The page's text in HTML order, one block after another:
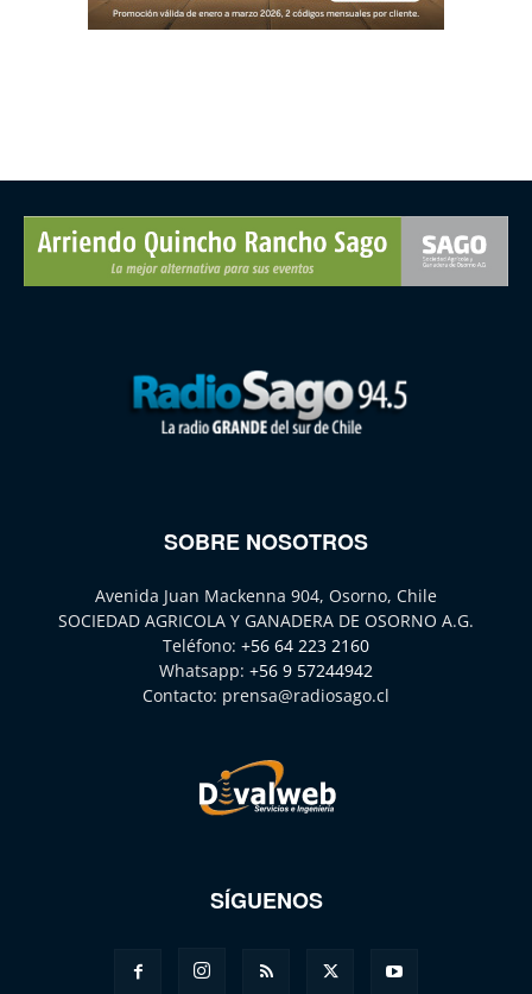
SOBRE NOSOTROS
Avenida Juan Mackenna 904, Osorno, Chile
SOCIEDAD AGRICOLA Y GANADERA DE OSORNO A.G.
Teléfono: +56 64 223 2160
Whatsapp: +56 9 57244942
Contacto: prensa@radiosago.cl
SÍGUENOS